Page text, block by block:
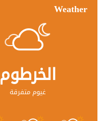
Weather
الخرطوم
غيوم متفرقة